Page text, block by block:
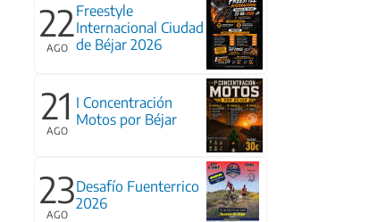
22
AGO
Freestyle
Internacional Ciudad
de Béjar 2026
21
AGO
I Concentración
Motos por Béjar
23
AGO
Desafío Fuenterrico
2026